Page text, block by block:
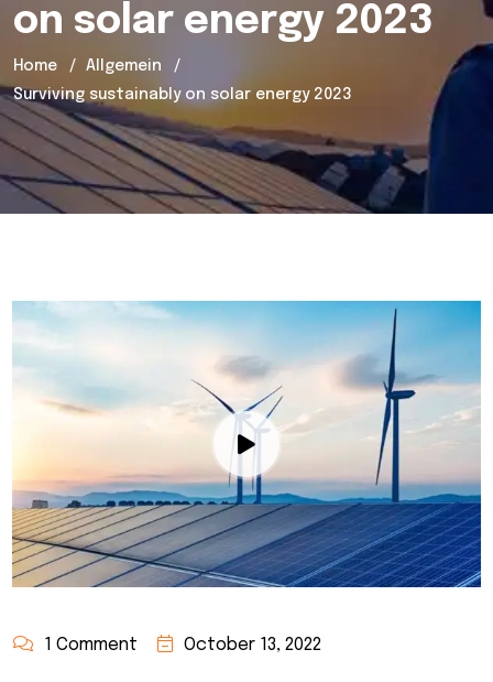
on solar energy 2023
Home
Allgemein
Surviving sustainably on solar energy 2023
1 Comment October 13, 2022